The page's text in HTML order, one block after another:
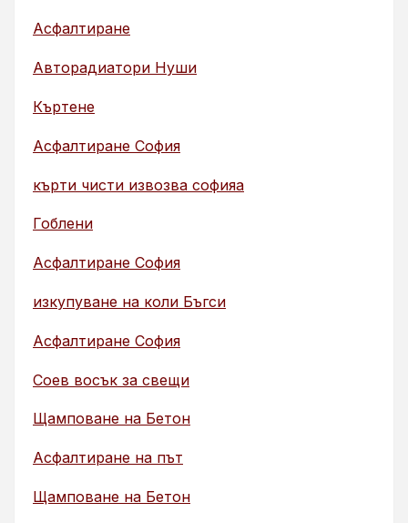
Асфалтиране
Авторадиатори Нуши
Къртене
Асфалтиране София
кърти чисти извозва софияа
Гоблени
Асфалтиране София
изкупуване на коли Бъгси
Асфалтиране София
Соев восък за свещи
Щамповане на Бетон
Асфалтиране на път
Щамповане на Бетон